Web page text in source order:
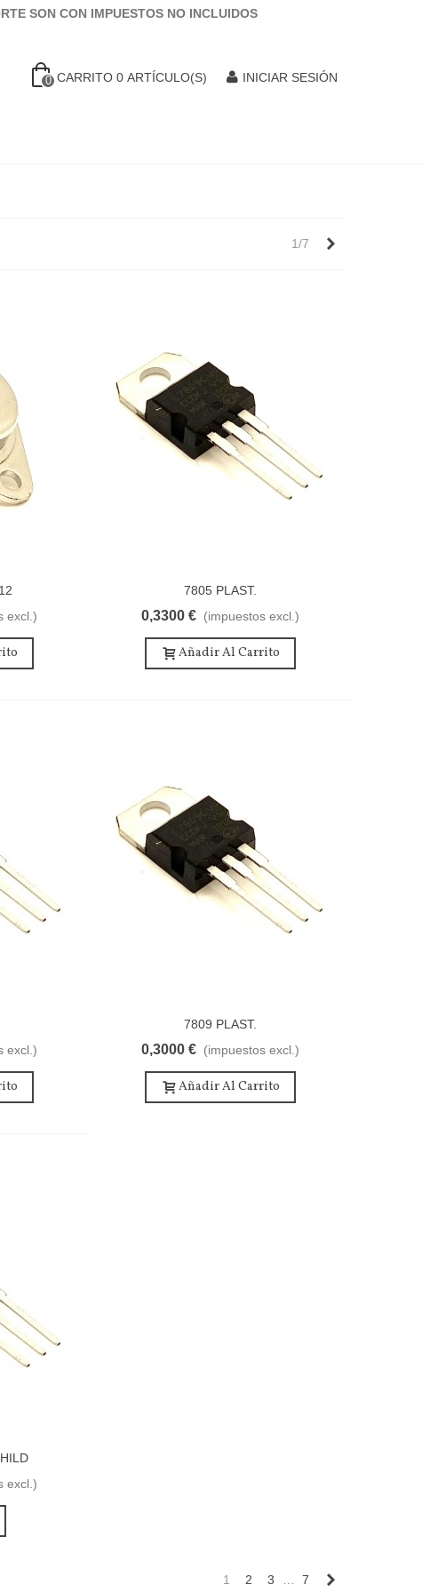
SON CON IMPUESTOS NO INCLUIDOS
0 CARRITO 0 ARTÍCULO(S) INICIAR SESIÓN
1/7
excl.)
7805 PLAST.
0,3300 € (impuestos excl.)
Añadir Al Carrito
excl.)
7809 PLAST.
0,3000 € (impuestos excl.)
Añadir Al Carrito
excl.)
1 2 3 7